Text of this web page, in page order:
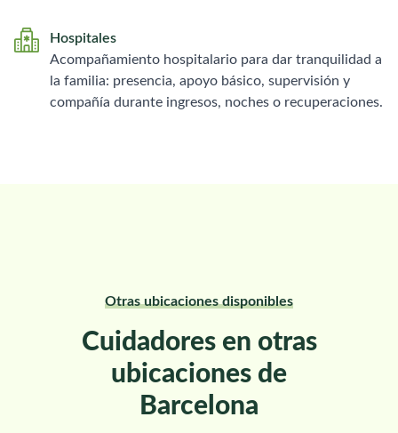
Hospitales
Acompañamiento hospitalario para dar tranquilidad a
la familia: presencia, apoyo básico, supervisión y
compañía durante ingresos, noches o recuperaciones.
Otras ubicaciones disponibles
Cuidadores en otras
ubicaciones de
Barcelona